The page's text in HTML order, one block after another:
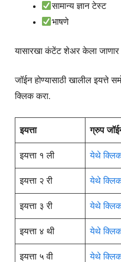
सामान्य ज्ञान टेस्ट
भाषणे
यासारखा कंटेंट शेअर केला
जॉईन होण्यासाठी खालील इयत्ते
क्लिक करा.
इयत्ता ग्रुप
इयत्ता १ ली येथे
इयत्ता २ री येथे
इयत्ता ३ री येथे
इयत्ता ४ थी येथे
इयत्ता ५ वी येथे